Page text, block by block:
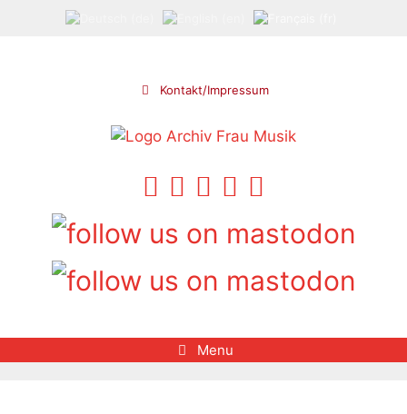
Kontakt/Impressum
Menu